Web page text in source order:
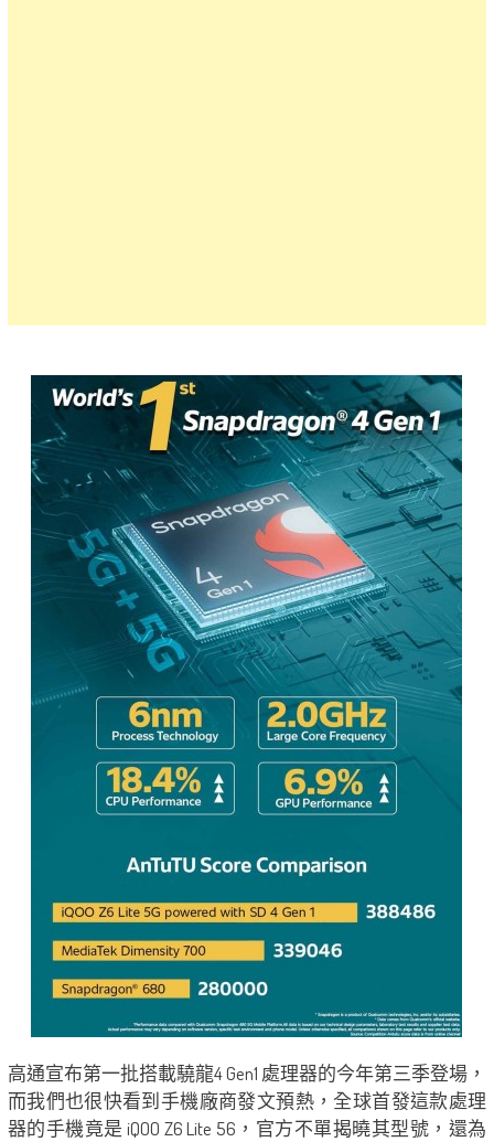
高通宣布第一批搭載驍龍4 Gen1 處理器的今年第三季登場，
而我們也很快看到手機廠商發文預熱，全球首發這款處理
器的手機竟是 iQOO Z6 Lite 56，官方不單揭曉其型號，還為